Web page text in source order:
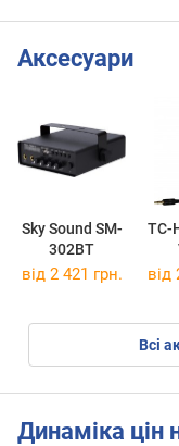
Аксесуари
Sky Sound SM-
302BT
TC-
від 2 421 грн. від
Всі
Динаміка цін